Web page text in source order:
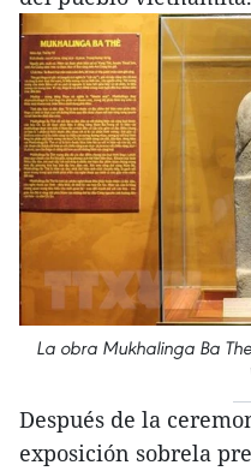
La obra Mukhalinga Ba
Después de la
exposición sobrela